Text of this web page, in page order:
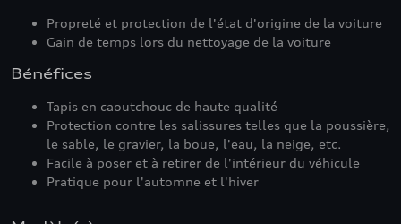
Propreté et protection de l'état d'origine de la voiture
Gain de temps lors du nettoyage de la voiture
Bénéfices
Tapis en caoutchouc de haute qualité
Protection contre les salissures telles que la poussière,
le sable, le gravier, la boue, l'eau, la neige, etc.
Facile à poser et à retirer de l'intérieur du véhicule
Pratique pour l'automne et l'hiver